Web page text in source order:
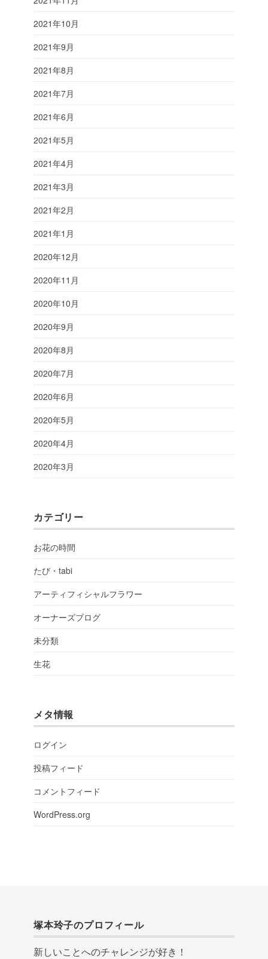
2021年10月
2021年9月
2021年8月
2021年7月
2021年6月
2021年5月
2021年4月
2021年3月
2021年2月
2021年1月
2020年12月
2020年11月
2020年10月
2020年9月
2020年8月
2020年7月
2020年6月
2020年5月
2020年4月
2020年3月
カテゴリー
お花の時間
たび・tabi
アーティフィシャルフラワー
オーナーズブログ
未分類
生花
メタ情報
ログイン
投稿フィード
コメントフィード
WordPress.org
塚本玲子のプロフィール
新しいことへのチャレンジが好き！